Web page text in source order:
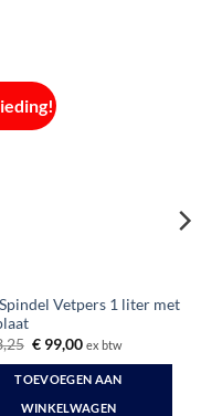
Vetpers 1 liter met
Oorspronkelijke
was:
€ 113,25.
€99,00Huidige
is:
€ 99,00.
ex btw
TOEVOEGEN AAN
WINKELWAGEN